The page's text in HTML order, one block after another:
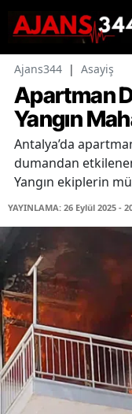
Ajans344 | Asayiş
Apartman
Yangın
Antalya’da
dumandan
Yangın ekiplerin
YAYINLAMA: 26 Eylül 2025 -